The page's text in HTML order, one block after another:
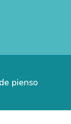
pienso